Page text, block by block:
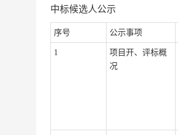
中标候选人公示
序号 公示事项
1
项目开、评标概
况